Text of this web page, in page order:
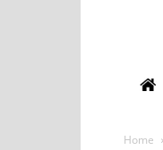
Home